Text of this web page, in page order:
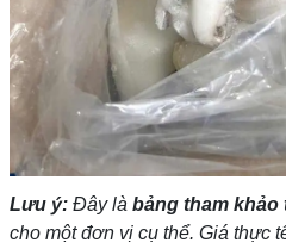
Lưu ý:Đây là bảng tham
cho một đơn vị cụ thể. Giá thực